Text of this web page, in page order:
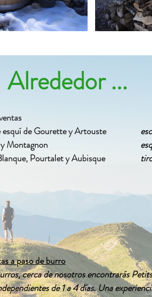
Alrededor ...
esquí de Gourette y Artouste
Montagnon
Pourtalet y Aubisque
a paso de burro
cerca de nosotros encontrarás
de 1 a 4 días.Una